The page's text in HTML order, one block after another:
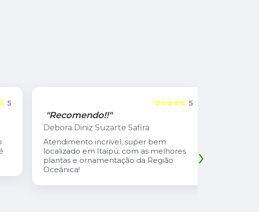
5 5
☆☆☆☆☆
"Recomendo!!"
Debora Diniz Suzarte Safira
Atendimento incrível, super bem
localizado em Itaipú; com as melhores
plantas e ornamentação da Região
Oceânica!
›